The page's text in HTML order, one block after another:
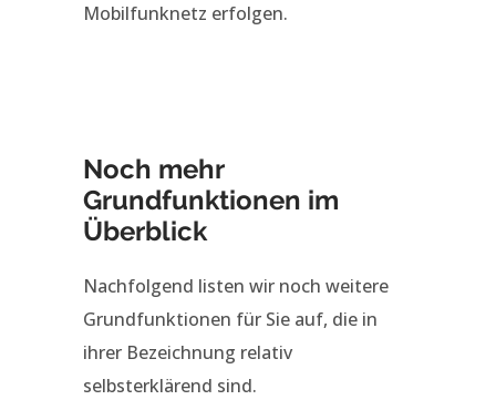
Mobilfunknetz erfolgen.
Noch mehr
Grundfunktionen im
Überblick
Nachfolgend listen wir noch weitere
Grundfunktionen für Sie auf, die in
ihrer Bezeichnung relativ
selbsterklärend sind.